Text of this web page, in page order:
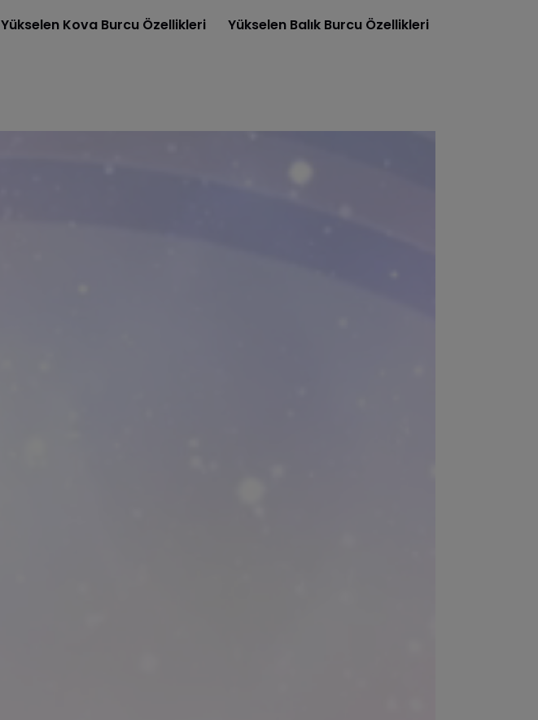
Yükselen Kova Burcu Özellikleri Yükselen Balık Burcu Özellikleri